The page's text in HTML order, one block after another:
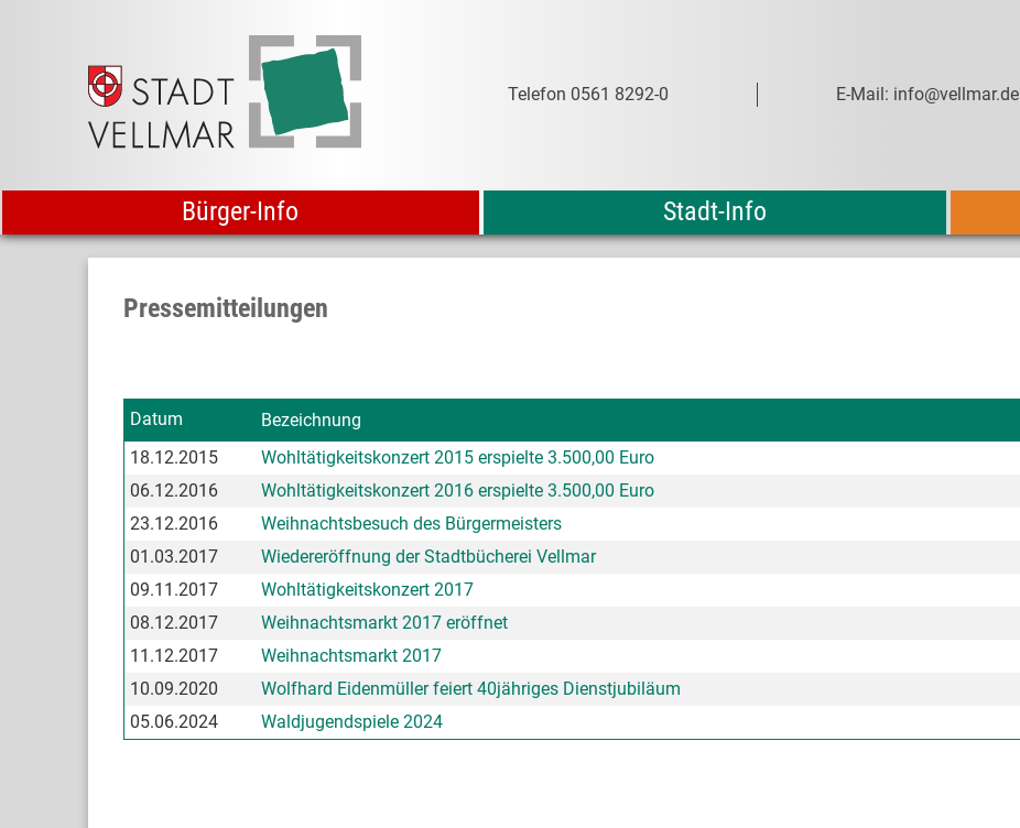
Telefon 0561 8292-0 E-Mail: info@vellmar.de
Bürger-Info Stadt-Info
Pressemitteilungen
Datum
Bezeichnung
18.12.2015
Wohltätigkeitskonzert 2015 erspielte 3.500,00 Euro
06.12.2016
Wohltätigkeitskonzert 2016 erspielte 3.500,00 Euro
23.12.2016
Weihnachtsbesuch des Bürgermeisters
01.03.2017
Wiedereröffnung der Stadtbücherei Vellmar
09.11.2017
Wohltätigkeitskonzert 2017
08.12.2017
Weihnachtsmarkt 2017 eröffnet
11.12.2017
Weihnachtsmarkt 2017
10.09.2020
Wolfhard Eidenmüller feiert 40jähriges Dienstjubiläum
05.06.2024
Waldjugendspiele 2024